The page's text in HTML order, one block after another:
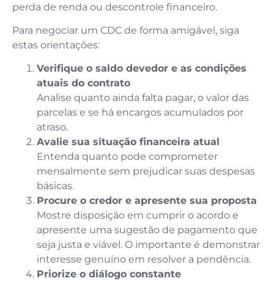
perda de renda ou descontrole financeiro.
Para negociar um CDC de forma amigável, siga
estas orientações:
Verifique o saldo devedor e as condições
atuais do contrato
Analise quanto ainda falta pagar, o valor das
parcelas e se há encargos acumulados por
atraso.
Avalie sua situação financeira atual
Entenda quanto pode comprometer
mensalmente sem prejudicar suas despesas
básicas.
Procure o credor e apresente sua proposta
Mostre disposição em cumprir o acordo e
apresente uma sugestão de pagamento que
seja justa e viável. O importante é demonstrar
interesse genuíno em resolver a pendência.
Priorize o diálogo constante